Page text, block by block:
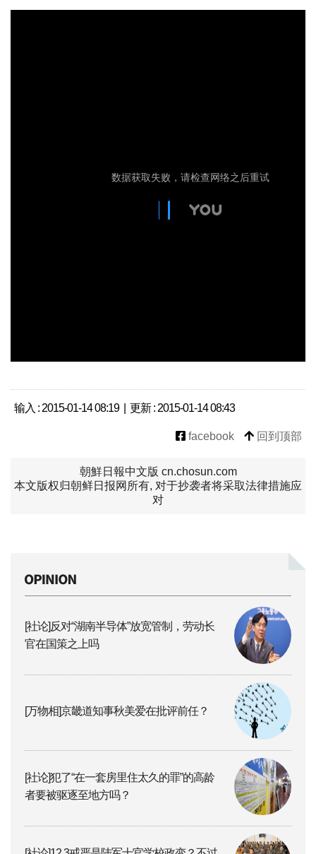
输入 : 2015-01-14 08:19 | 更新 : 2015-01-14 08:43
facebook 回到顶部
朝鮮日報中文版 cn.chosun.com
本文版权归朝鲜日报网所有, 对于抄袭者将采取法律措施应
对
[社论]反对“湖南半导体”放宽管制，劳动长
官在国策之上吗
[万物相]京畿道知事秋美爱在批评前任？
[社论]犯了“在一套房里住太久的罪”的高龄
者要被驱逐至地方吗？